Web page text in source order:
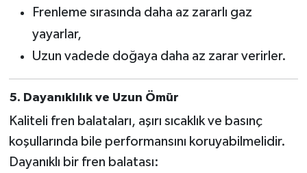
Frenleme sırasında daha az zararlı gaz
yayarlar,
Uzun vadede doğaya daha az zarar verirler.
5. Dayanıklılık ve Uzun Ömür
Kaliteli fren balataları, aşırı sıcaklık ve basınç
koşullarında bile performansını koruyabilmelidir.
Dayanıklı bir fren balatası: